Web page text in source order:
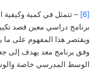
[6]
– تتمثل في كمية وكيفية
برنامج دراسي معين قصد
ويقتصر هذا المفهوم على ما
وفق برنامج معد يهدف إلى
الوسط المدرسي خاصة